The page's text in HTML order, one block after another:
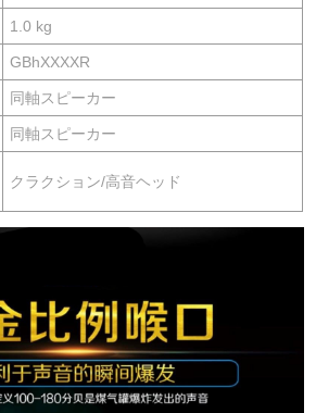
1.0 kg
GBhXXXXR
同軸スピーカー
同軸スピーカー
クラクション/高音ヘッド